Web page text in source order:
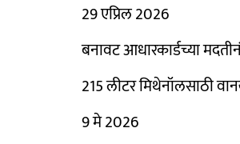
29 एप्रिल 2026
बनावट आधारकार्डच्या
215 लीटर मिथेनॉलसाठी
9 मे 2026